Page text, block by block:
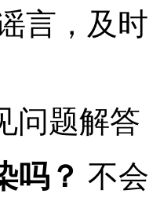
言，及
问题解答
吗？ 不